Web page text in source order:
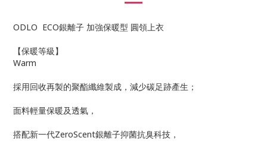
ODLO ECO銀離子 加強保暖型 圓領上衣
【保暖等級】
Warm
採用回收再製的聚酯纖維製成，減少碳足跡產生；
面料輕量保暖及透氣，
搭配新一代ZeroScent銀離子抑菌抗臭科技，